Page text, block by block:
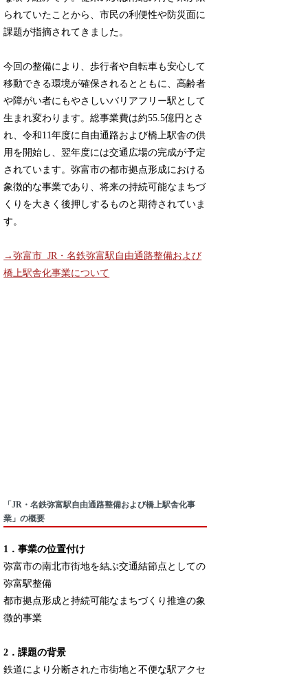
られていたことから、市民の利便性や防災面に
課題が指摘されてきました。
今回の整備により、歩行者や自転車も安心して
移動できる環境が確保されるとともに、高齢者
や障がい者にもやさしいバリアフリー駅として
生まれ変わります。総事業費は約55.5億円とさ
れ、令和11年度に自由通路および橋上駅舎の供
用を開始し、翌年度には交通広場の完成が予定
されています。弥富市の都市拠点形成における
象徴的な事業であり、将来の持続可能なまちづ
くりを大きく後押しするものと期待されていま
す。
→弥富市 JR・名鉄弥富駅自由通路整備および
橋上駅舎化事業について
「JR・名鉄弥富駅自由通路整備および橋上駅舎化事
業」の概要
1．事業の位置付け
弥富市の南北市街地を結ぶ交通結節点としての
弥富駅整備
都市拠点形成と持続可能なまちづくり推進の象
徴的事業
2．課題の背景
鉄道により分断された市街地と不便な駅アクセ